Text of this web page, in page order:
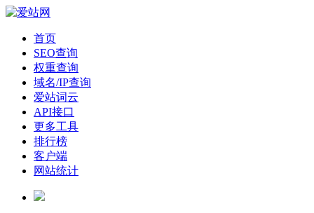
首页
SEO查询
权重查询
域名/IP查询
爱站词云
API接口
更多工具
排行榜
客户端
网站统计